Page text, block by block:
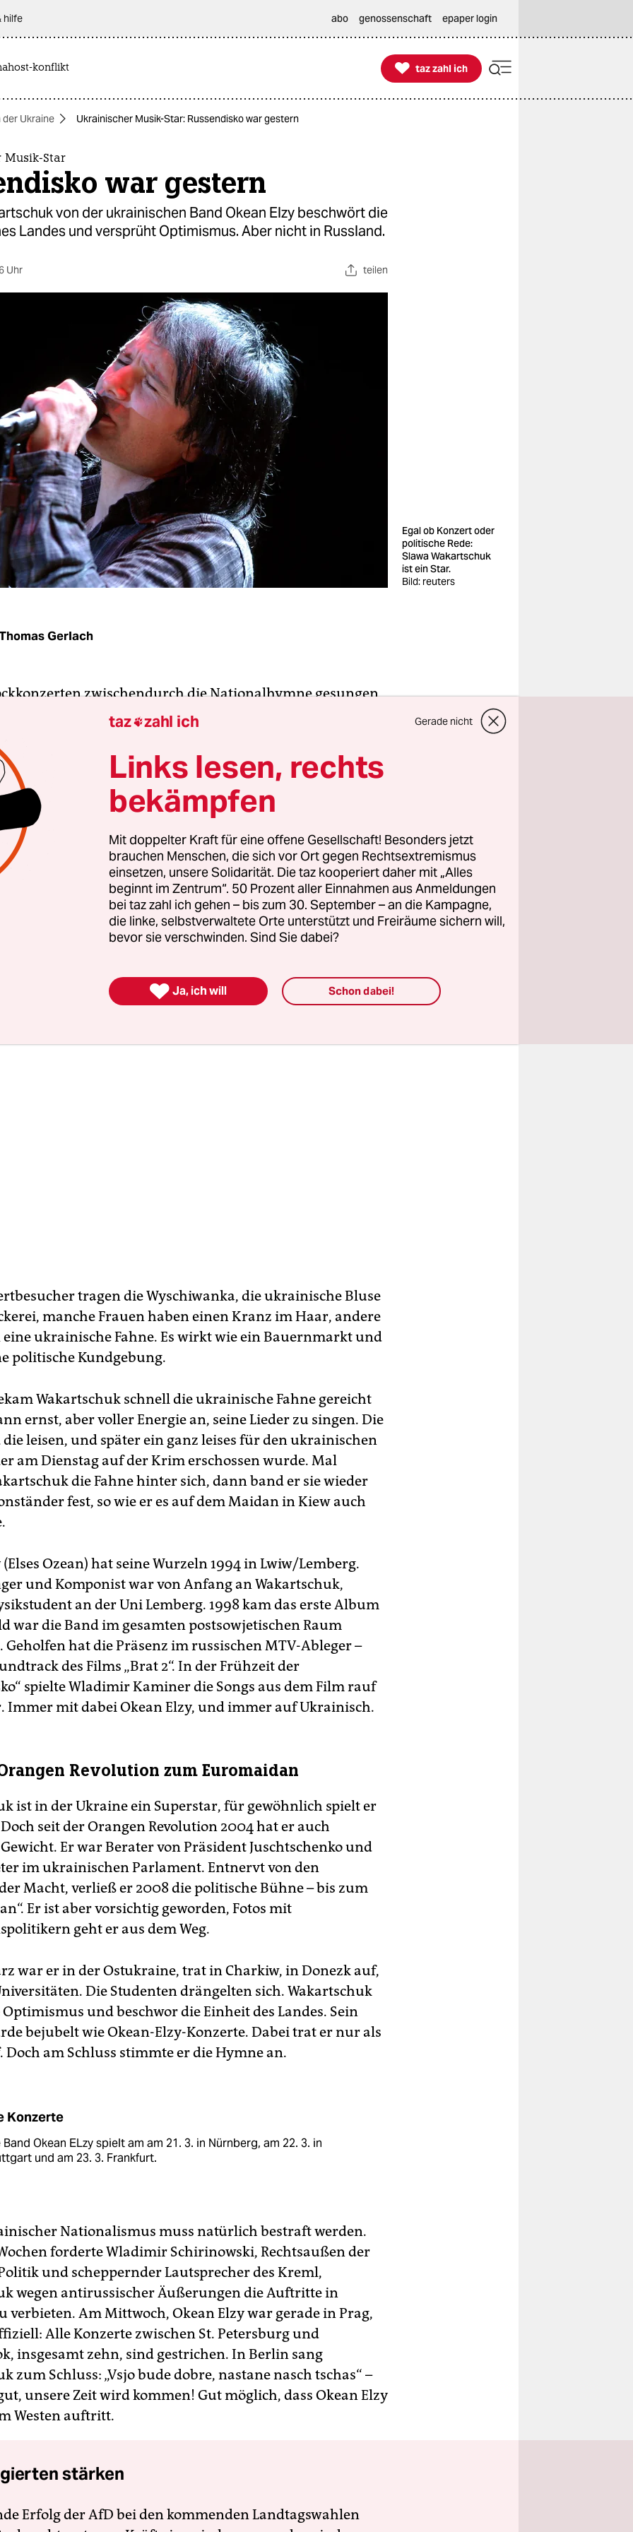
hilfe abo genossenschaft epaper login
konflikt 
taz zahl ich
taz zahl ich
der Ukraine Ukrainischer Musik-Star: Russendisko war gestern
Musik-Star
war gestern
von der ukrainischen Band Okean Elzy beschwört die
Landes und versprüht Optimismus. Aber nicht in Russland.
Uhr teilen
Egal ob Konzert oder
politische Rede:
Slawa Wakartschuk
ist ein Star.
Bild: reuters
Gerlach
zwischendurch die Nationalhymne gesungen
eher seltenes Erlebnis. Bei der
ukrainischen Band, passiert das derzeit
dabei ist es nicht Slawa Wakartschuk, der 38-jährige
der das elegische „Noch sind der Ukraine Ruhm und
gestorben“ anstimmt, sondern das Publikum.
Freiheit“ sind allerdings auch erheblich bedroht. Am
Okean Elzy in Hamburg auftrat, hatten die
über die Loslösung von der Ukraine abgestimmt. Und
in Berlin sagte Wakartschuk gleich zu Beginn, dass ihm
eigentlich nicht zumute ist. Wladimir Putin hatte seinem
die Krim einverleibt. Wie soll man eine
Publikum wird uns ein bisschen aufrichten, hatte
in Hamburg gesagt.
tragen die Wyschiwanka, die ukrainische Bluse
manche Frauen haben einen Kranz im Haar, andere
eine ukrainische Fahne. Es wirkt wie ein Bauernmarkt und
politische Kundgebung.
Wakartschuk schnell die ukrainische Fahne gereicht
ernst, aber voller Energie an, seine Lieder zu singen. Die
leisen, und später ein ganz leises für den ukrainischen
am Dienstag auf der Krim erschossen wurde. Mal
die Fahne hinter sich, dann band er sie wieder
fest, so wie er es auf dem Maidan in Kiew auch
Ozean) hat seine Wurzeln 1994 in Lwiw/Lemberg.
und Komponist war von Anfang an Wakartschuk,
an der Uni Lemberg. 1998 kam das erste Album
war die Band im gesamten postsowjetischen Raum
hat die Präsenz im russischen MTV-Ableger –
des Films „Brat 2“. In der Frühzeit der
spielte Wladimir Kaminer die Songs aus dem Film rauf
Immer mit dabei Okean Elzy, und immer auf Ukrainisch.
Revolution zum Euromaidan
ist in der Ukraine ein Superstar, für gewöhnlich spielt er
seit der Orangen Revolution 2004 hat er auch
Er war Berater von Präsident Juschtschenko und
im ukrainischen Parlament. Entnervt von den
Macht, verließ er 2008 die politische Bühne – bis zum
Er ist aber vorsichtig geworden, Fotos mit
geht er aus dem Weg.
war er in der Ostukraine, trat in Charkiw, in Donezk auf,
Die Studenten drängelten sich. Wakartschuk
und beschwor die Einheit des Landes. Sein
bejubelt wie Okean-Elzy-Konzerte. Dabei trat er nur als
Doch am Schluss stimmte er die Hymne an.
Konzerte
Band Okean ELzy spielt am am 21. 3. in Nürnberg, am 22. 3. in
und am 23. 3. Frankfurt.
Nationalismus muss natürlich bestraft werden.
forderte Wladimir Schirinowski, Rechtsaußen der
und scheppernder Lautsprecher des Kreml,
wegen antirussischer Äußerungen die Auftritte in
verbieten. Am Mittwoch, Okean Elzy war gerade in Prag,
Alle Konzerte zwischen St. Petersburg und
insgesamt zehn, sind gestrichen. In Berlin sang
zum Schluss: „Vsjo bude dobre, nastane nasch tschas“ –
unsere Zeit wird kommen! Gut möglich, dass Okean Elzy
Westen auftritt.
stärken
Erfolg der AfD bei den kommenden Landtagswahlen
taz zahl ich Gerade nicht
Links lesen, rechts
bekämpfen
Mit doppelter Kraft für eine offene Gesellschaft! Besonders jetzt
brauchen Menschen, die sich vor Ort gegen Rechtsextremismus
einsetzen, unsere Solidarität. Die taz kooperiert daher mit „Alles
beginnt im Zentrum“. 50 Prozent aller Einnahmen aus Anmeldungen
bei taz zahl ich gehen – bis zum 30. September – an die Kampagne,
die linke, selbstverwaltete Orte unterstützt und Freiräume sichern will,
bevor sie verschwinden. Sind Sie dabei?
 Ja, ich will Schon dabei!